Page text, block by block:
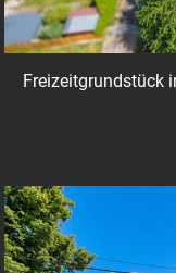
Freizeitgrundstück